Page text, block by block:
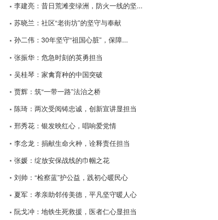
李建亮：昔日荒滩变绿洲，防火一线的坚...
苏晓兰：社区“老街坊”的坚守与奉献
孙二伟：30年坚守“祖国心脏”，保障...
张振华：危急时刻的英勇担当
吴桂琴：家禽育种的中国突破
贾辉：筑“一带一路”法治之桥
陈琦：两次受阅铸忠诚，创新宣讲显担当
邢秀花：银发映红心，唱响爱党情
李念龙：捐献生命火种，诠释责任担当
张媛：绽放安保战线的巾帼之花
刘帅：“检察蓝”护公益，践初心暖民心
夏军：孝亲助邻传美德，平凡坚守暖人心
阮戈冲：地铁生死救援，医者仁心显担当